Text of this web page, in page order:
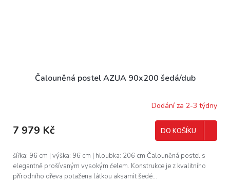
Čalouněná postel AZUA 90x200 šedá/dub
Dodání za 2-3 týdny
7 979 Kč DO KOŠÍKU
šířka: 96 cm | výška: 96 cm | hloubka: 206 cm Čalouněná postel s
elegantně prošívaným vysokým čelem. Konstrukce je z kvalitního
přírodního dřeva potažena látkou aksamit šedé...